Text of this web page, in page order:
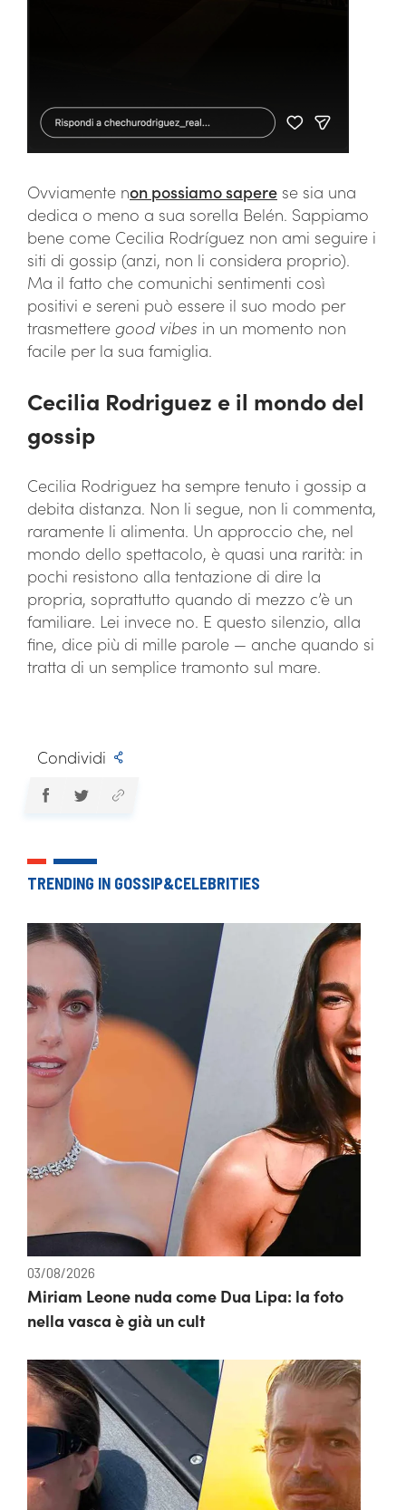
Ovviamente non possiamo sapere se sia una
dedica o meno a sua sorella Belén. Sappiamo
bene come Cecilia Rodríguez non ami seguire i
siti di gossip (anzi, non li considera proprio).
Ma il fatto che comunichi sentimenti così
positivi e sereni può essere il suo modo per
trasmettere good vibes in un momento non
facile per la sua famiglia.
Cecilia Rodriguez e il mondo del
gossip
Cecilia Rodriguez ha sempre tenuto i gossip a
debita distanza. Non li segue, non li commenta,
raramente li alimenta. Un approccio che, nel
mondo dello spettacolo, è quasi una rarità: in
pochi resistono alla tentazione di dire la
propria, soprattutto quando di mezzo c’è un
familiare. Lei invece no. E questo silenzio, alla
fine, dice più di mille parole — anche quando si
tratta di un semplice tramonto sul mare.
Condividi
TRENDING IN GOSSIP&CELEBRITIES
03/08/2026
Miriam Leone nuda come Dua Lipa: la foto
nella vasca è già un cult